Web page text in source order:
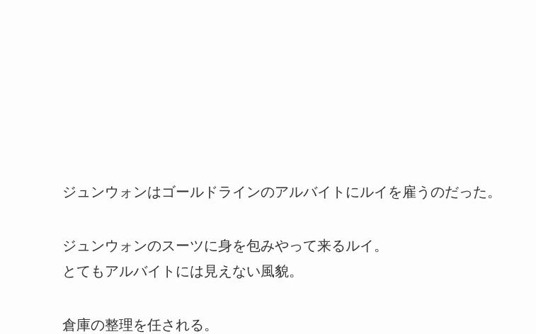
ジュンウォンはゴールドラインのアルバイトにルイを雇うのだった。
ジュンウォンのスーツに身を包みやって来るルイ。
とてもアルバイトには見えない風貌。
倉庫の整理を任される。